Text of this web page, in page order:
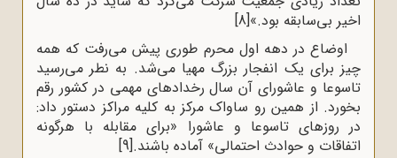
اخیر بی‌سابقه‌ بود.»[8]
اوضاع در دهه اول محرم طوری پیش می‌رفت که همه
چیز برای یک انفجار بزرگ مهیا می‌شد. به ‌نطر می‌رسید
تاسوعا و عاشورای آن سال رخدادهای مهمی در کشور رقم
بخورد. از همین رو ساواک مرکز به کلیه مراکز دستور داد:
در روزهای تاسوعا و عاشورا «برای مقابله با هرگونه
اتفاقات و حوادث احتمالی» آماده باشند.[9]